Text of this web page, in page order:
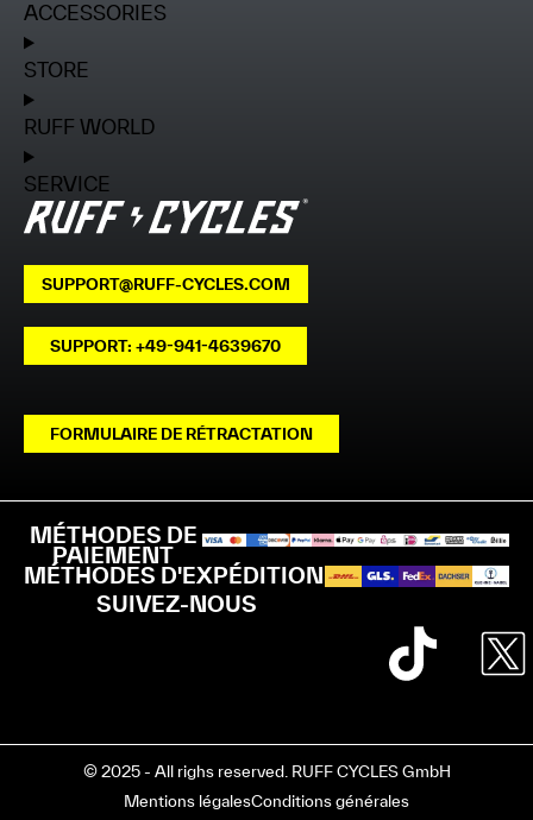
ACCESSORIES
STORE
RUFF WORLD
SERVICE
SUPPORT@RUFF-CYCLES.COM
SUPPORT: +49-941-4639670
FORMULAIRE DE RÉTRACTATION
MÉTHODES DE
PAIEMENT
MÉTHODES D'EXPÉDITION
SUIVEZ-NOUS
© 2025 - All righs reserved. RUFF CYCLES GmbH
Mentions légalesConditions générales